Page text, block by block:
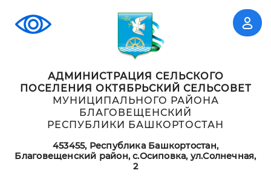
АДМИНИСТРАЦИЯ СЕЛЬСКОГО
ПОСЕЛЕНИЯ ОКТЯБРЬСКИЙ СЕЛЬСОВЕТ
МУНИЦИПАЛЬНОГО РАЙОНА
БЛАГОВЕЩЕНСКИЙ
РЕСПУБЛИКИ БАШКОРТОСТАН
453455, Республика Башкортостан,
Благовещенский район, с.Осиповка, ул.Солнечная,
2